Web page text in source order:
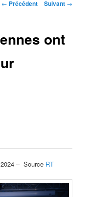
Navigation
← Précédent Suivant →
ont
– Source RT